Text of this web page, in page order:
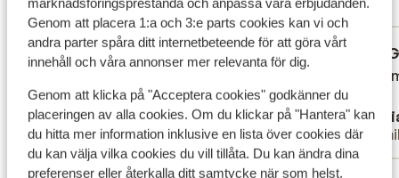
marknadsföringsprestanda och anpassa våra erbjudanden.
Genom att placera 1:a och 3:e parts cookies kan vi och
andra parter spåra ditt internetbeteende för att göra vårt
innehåll och våra annonser mer relevanta för dig.
Genom att klicka på "Acceptera cookies" godkänner du
placeringen av alla cookies. Om du klickar på "Hantera" kan
du hitta mer information inklusive en lista över cookies där
du kan välja vilka cookies du vill tillåta. Du kan ändra dina
preferenser eller återkalla ditt samtycke när som helst.
och parasoller. Koppla av med salta bad och en bra bok
under parasollen, blir du hungrig eller sugen på något
gott att dricka är det inte långt upp till hotellets
poolbar. Mat & dryck Den ljusa huvudrestaurangen är
inbjudande och serverar alla måltider i bufféform. Njut
av en god frukost på morgonen för den bästa starten
på dagen. Till middag bjuds det på olika teman i
varierade bufféer och du får smaka både lokala
Mest bokad av familj
Fantastisk
3 juli 2026
Översätt till svenska
Anonym
Familj